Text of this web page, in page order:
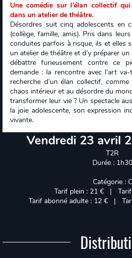
Une comédie sur l’élan collectif
dans un atelier de théâtre.
Désordres suit cinq adolescents en
(collège, famille, amis). Pris dans
conduites parfois à risque, ils et elles
un atelier de théâtre et d’y préparer
débattre furieusement contre ce
demande : la rencontre avec l’art
recherche d’un élan collectif,
chaos intérieur et au désordre du
transformer leur vie ? Un spectacle
la joie adolescente, son expression
vivante.
Vendredi 23 avril
T2R
Durée : 1h30
Catégorie : C
Tarif plein : 21 € | Tarif
Tarif abonné adulte : 12 € |